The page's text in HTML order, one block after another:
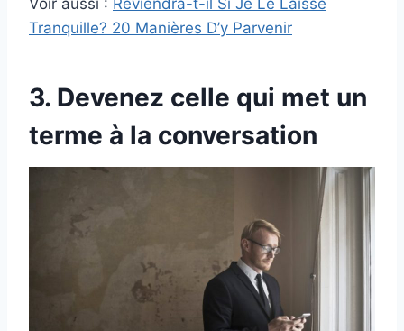
Voir aussi : Reviendra-t-il Si Je Le Laisse
Tranquille? 20 Manières D’y Parvenir
3. Devenez celle qui met un
terme à la conversation